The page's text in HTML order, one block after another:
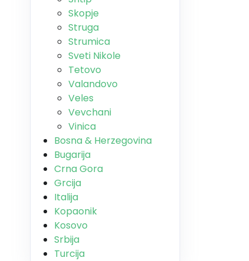
Skopje
Struga
Strumica
Sveti Nikole
Tetovo
Valandovo
Veles
Vevchani
Vinica
Bosna & Herzegovina
Bugarija
Crna Gora
Grcija
Italija
Kopaonik
Kosovo
Srbija
Turcija